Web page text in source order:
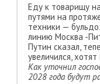
Еду к товарищу
путями на
техники —
линию Москва -
Путин сказал,
увеличился,
Как уточнил
2028 года будут